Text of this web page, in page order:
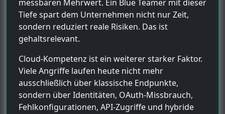
messbaren Mehrwert. Ein Blue Teamer mit dieser
Tiefe spart dem Unternehmen nicht nur Zeit,
sondern reduziert reale Risiken. Das ist
gehaltsrelevant.
Cloud-Kompetenz ist ein weiterer starker Faktor.
Viele Angriffe laufen heute nicht mehr
ausschließlich über klassische Endpunkte,
sondern über Identitäten, OAuth-Missbrauch,
Fehlkonfigurationen, API-Zugriffe und hybride